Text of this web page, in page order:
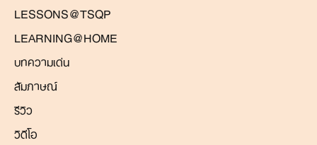
LESSONS@TSQP
LEARNING@HOME
บทความเด่น
สัมภาษณ์
รีวิว
วิดีโอ